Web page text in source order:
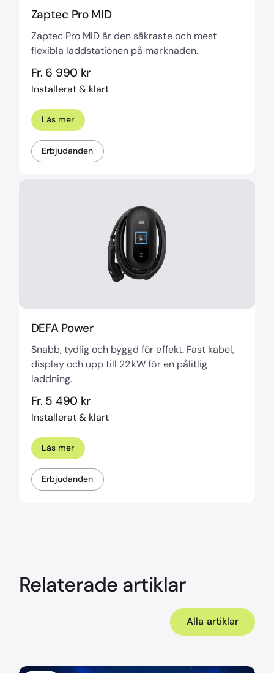
Zaptec Pro MID
Zaptec Pro MID är den säkraste och mest
flexibla laddstationen på marknaden.
Fr. 6 990 kr
Installerat & klart
Läs mer
Erbjudanden
DEFA Power
Snabb, tydlig och byggd för effekt. Fast kabel,
display och upp till 22 kW för en pålitlig
laddning.
Fr. 5 490 kr
Installerat & klart
Läs mer
Erbjudanden
Relaterade artiklar
Alla artiklar